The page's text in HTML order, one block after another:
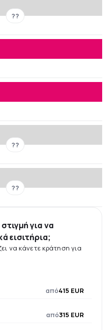
??
??
??
για να
εισιτήρια;
να κάνετε κράτηση για
από415 EUR
από315 EUR